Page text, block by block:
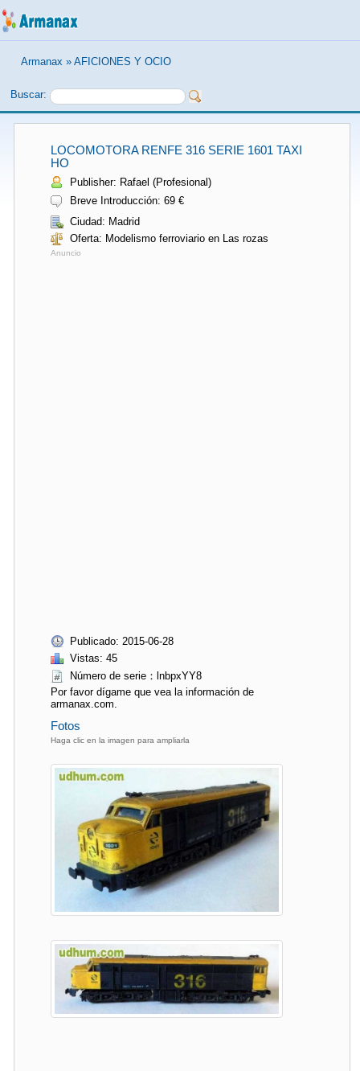
Armanax » AFICIONES Y OCIO
Buscar:
LOCOMOTORA RENFE 316 SERIE 1601 TAXI
HO
Publisher: Rafael (Profesional)
Breve Introducción: 69 €
Ciudad: Madrid
Oferta: Modelismo ferroviario en Las rozas
Anuncio
Publicado: 2015-06-28
Vistas: 45
Número de serie：lnbpxYY8
Por favor dígame que vea la información de
armanax.com.
Fotos
Haga clic en la imagen para ampliarla